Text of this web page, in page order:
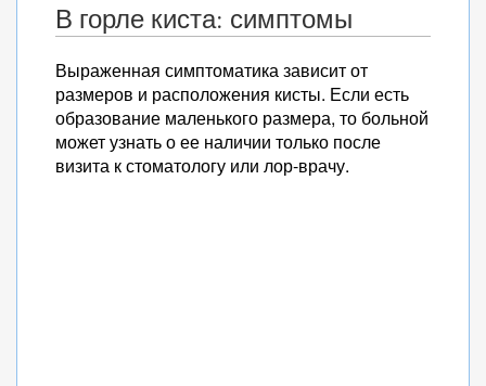
В горле киста: симптомы
Выраженная симптоматика зависит от
размеров и расположения кисты. Если есть
образование маленького размера, то больной
может узнать о ее наличии только после
визита к стоматологу или лор-врачу.